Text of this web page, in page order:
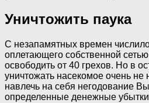
Уничтожить паука
С незапамятных времен
оплетающего собственной
освободить от 40 грехов. Но в
уничтожать насекомое очень
навлечь на себя негодование
определенные денежные